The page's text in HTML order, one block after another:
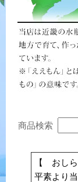
商品検索
【 おし
平素より